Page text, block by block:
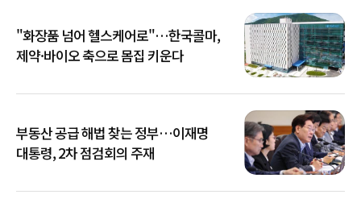
"화장품 넘어 헬스케어로"…한국콜마,
제약·바이오 축으로 몸집 키운다
부동산 공급 해법 찾는 정부…이재명
대통령, 2차 점검회의 주재